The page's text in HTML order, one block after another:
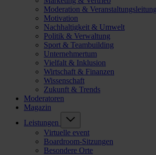
Moderation & Veranstaltungsleitung
Motivation
Nachhaltigkeit & Umwelt
Politik & Verwaltung
Sport & Teambuilding
Unternehmertum
Vielfalt & Inklusion
Wirtschaft & Finanzen
Wissenschaft
Zukunft & Trends
Moderatoren
Magazin
Leistungen
Virtuelle event
Boardroom-Sitzungen
Besondere Orte